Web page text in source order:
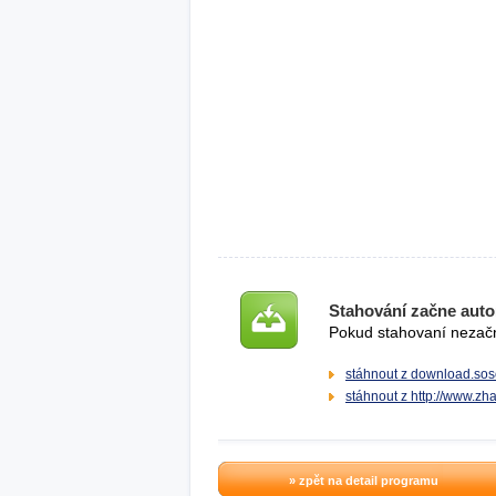
Stahování začne
Pokud stahovaní
stáhnout z
stáhnout z http://
» zpět na detail programu